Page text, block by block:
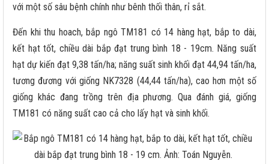
với một số sâu bệnh chính như bênh thối thân, rỉ sắt.
Đến khi thu hoach, bắp ngô TM181 có 14 hàng hạt, bắp to dài,
kết hạt tốt, chiều dài bắp đạt trung bình 18 - 19cm. Năng suất
hạt dự kiến đạt 9,38 tấn/ha; năng suất sinh khối đạt 44,94 tấn/ha,
tương đương với giống NK7328 (44,44 tấn/ha), cao hơn một số
giống khác đang trồng trên địa phương. Qua đánh giá, giống
TM181 có năng suất cao cả cho lấy hạt và sinh khối.